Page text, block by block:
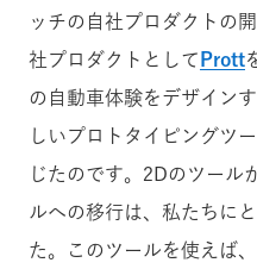
ッチの自社プロダクトの
社プロダクトとして Prott
の自動車体験をデザイン
しいプロトタイピングツ
じたのです。2Dのツール
ルへの移行は、私たちに
た。このツールを使えば